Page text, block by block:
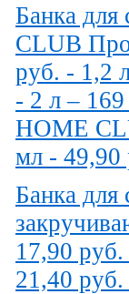
Банка
CLUB
руб. - 1,2
- 2 л –
HOME
мл - 49,90
Банка для
17,90
21,40